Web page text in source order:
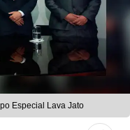
Especial Lava Jato